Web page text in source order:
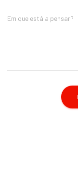
Em que está a pensar?